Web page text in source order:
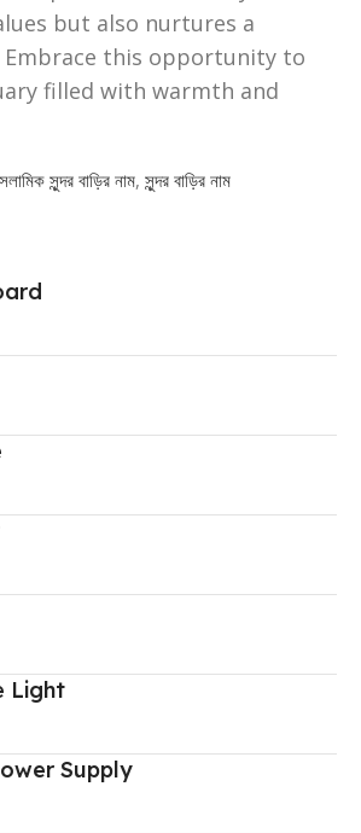
but also nurtures a
Embrace this opportunity to
filled with warmth and
সুন্দর বাড়ির নাম, সুন্দর বাড়ির নাম
Light
Supply